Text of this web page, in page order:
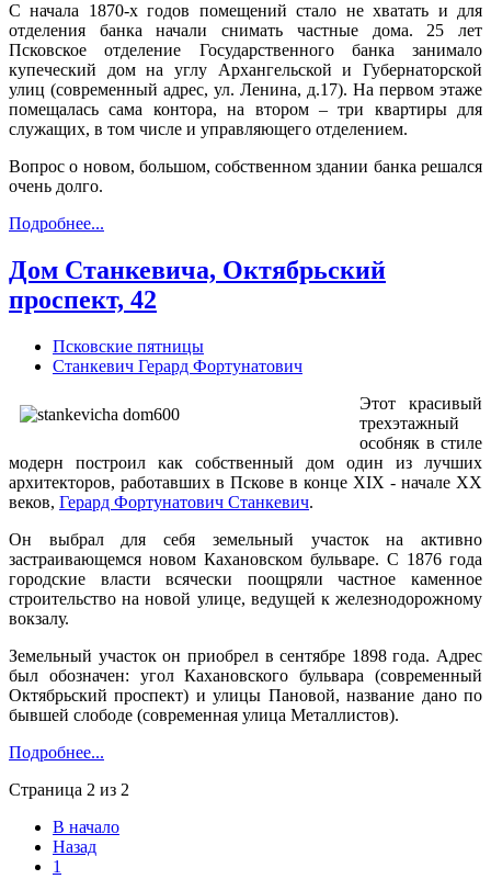
С начала 1870-х годов помещений стало не хватать и для
отделения банка начали снимать частные дома. 25 лет
Псковское отделение Государственного банка занимало
купеческий дом на углу Архангельской и Губернаторской
улиц (современный адрес, ул. Ленина, д.17). На первом этаже
помещалась сама контора, на втором – три квартиры для
служащих, в том числе и управляющего отделением.
Вопрос о новом, большом, собственном здании банка решался
очень долго.
Подробнее...
Дом Станкевича, Октябрьский
проспект, 42
Псковские пятницы
Станкевич Герард Фортунатович
Этот красивый
трехэтажный
особняк в стиле
модерн построил как собственный дом один из лучших
архитекторов, работавших в Пскове в конце XIX - начале XX
веков, Герард Фортунатович Станкевич.
Он выбрал для себя земельный участок на активно
застраивающемся новом Кахановском бульваре. С 1876 года
городские власти всячески поощряли частное каменное
строительство на новой улице, ведущей к железнодорожному
вокзалу.
Земельный участок он приобрел в сентябре 1898 года. Адрес
был обозначен: угол Кахановского бульвара (современный
Октябрьский проспект) и улицы Пановой, название дано по
бывшей слободе (современная улица Металлистов).
Подробнее...
Страница 2 из 2
В начало
Назад
1